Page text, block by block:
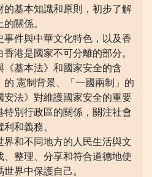
的基本知識和原則，初步了解
關係。
事件與中華文化特色，以及香
港是國家不可分離的部分。
《基本法》和國家安全的含
的 憲制背景、「一國兩制」的
安法》對維護國家安全的重要
特別行政區的關係，關注社會
和義務。
界和不同地方的人民生活與文
、整理、分享和符合道德地使
界中保護自己。